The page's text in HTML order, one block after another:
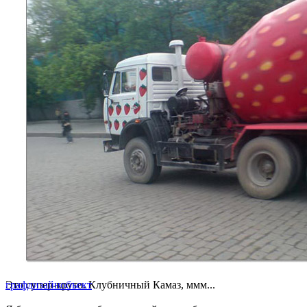
Это супер-круто. Клубничный Камаз, ммм...
графдизайнобъект